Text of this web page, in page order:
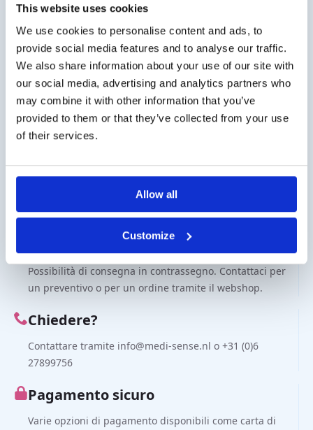
This website uses cookies
We use cookies to personalise content and ads, to
provide social media features and to analyse our traffic.
We also share information about your use of our site with
our social media, advertising and analytics partners who
may combine it with other information that you’ve
provided to them or that they’ve collected from your use
of their services.
Allow all
Customize
superficie interna del tubo. Dopo il campionamento,
è possibile perforare il setto con un ago per prelevare
un campione dalla sacca.
Spese di spedizione
Spese di spedizione per l’Italia 25€ (IVA esclusa).
Spedizione dai Paesi Bassi con DPD.
Cliente aziendale?
Possibilità di consegna in contrassegno. Contattaci per
un preventivo o per un ordine tramite il webshop.
Chiedere?
Contattare tramite info@medi-sense.nl o +31 (0)6
27899756
Pagamento sicuro
Varie opzioni di pagamento disponibili come carta di